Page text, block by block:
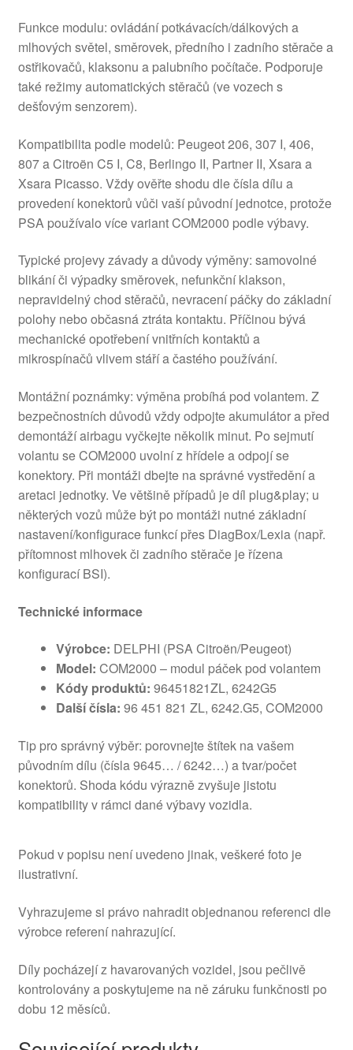
Funkce modulu: ovládání potkávacích/dálkových a
mlhových světel, směrovek, předního i zadního stěrače a
ostřikovačů, klaksonu a palubního počítače. Podporuje
také režimy automatických stěračů (ve vozech s
dešťovým senzorem).
Kompatibilita podle modelů: Peugeot 206, 307 I, 406,
807 a Citroën C5 I, C8, Berlingo II, Partner II, Xsara a
Xsara Picasso. Vždy ověřte shodu dle čísla dílu a
provedení konektorů vůči vaší původní jednotce, protože
PSA používalo více variant COM2000 podle výbavy.
Typické projevy závady a důvody výměny: samovolné
blikání či výpadky směrovek, nefunkční klakson,
nepravidelný chod stěračů, nevracení páčky do základní
polohy nebo občasná ztráta kontaktu. Příčinou bývá
mechanické opotřebení vnitřních kontaktů a
mikrospínačů vlivem stáří a častého používání.
Montážní poznámky: výměna probíhá pod volantem. Z
bezpečnostních důvodů vždy odpojte akumulátor a před
demontáží airbagu vyčkejte několik minut. Po sejmutí
volantu se COM2000 uvolní z hřídele a odpojí se
konektory. Při montáži dbejte na správné vystředění a
aretaci jednotky. Ve většině případů je díl plug&play; u
některých vozů může být po montáži nutné základní
nastavení/konfigurace funkcí přes DiagBox/Lexia (např.
přítomnost mlhovek či zadního stěrače je řízena
konfigurací BSI).
Technické informace
Výrobce: DELPHI (PSA Citroën/Peugeot)
Model: COM2000 – modul páček pod volantem
Kódy produktů: 96451821ZL, 6242G5
Další čísla: 96 451 821 ZL, 6242.G5, COM2000
Tip pro správný výběr: porovnejte štítek na vašem
původním dílu (čísla 9645… / 6242…) a tvar/počet
konektorů. Shoda kódu výrazně zvyšuje jistotu
kompatibility v rámci dané výbavy vozidla.
Pokud v popisu není uvedeno jinak, veškeré foto je
ilustrativní.
Vyhrazujeme si právo nahradit objednanou referenci dle
výrobce referení nahrazující.
Díly pocházejí z havarovaných vozidel, jsou pečlivě
kontrolovány a poskytujeme na ně záruku funkčnosti po
dobu 12 měsíců.